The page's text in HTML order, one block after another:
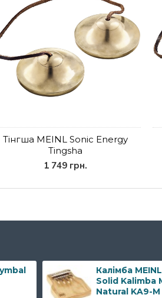
Тінгша MEINL Sonic Energy
Tingsha
1 749 грн.
Калімба
Solid Kalimba
Natural KA9-M